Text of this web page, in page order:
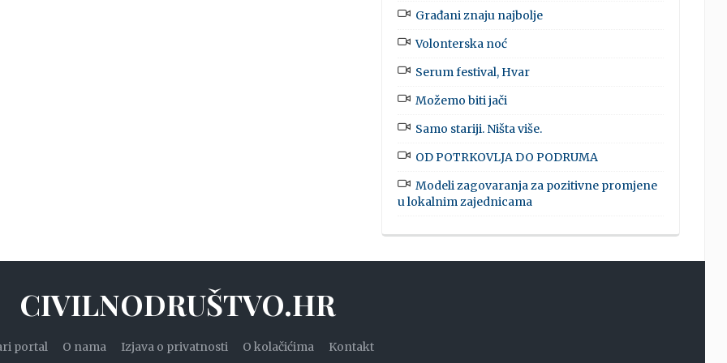
Građani znaju najbolje
Volonterska noć
Serum festival, Hvar
Možemo biti jači
Samo stariji. Ništa više.
OD POTRKOVLJA DO PODRUMA
Modeli zagovaranja za pozitivne promjene
u lokalnim zajednicama
CIVILNODRUŠTVO.HR
portal O nama Izjava o privatnosti O kolačićima Kontakt